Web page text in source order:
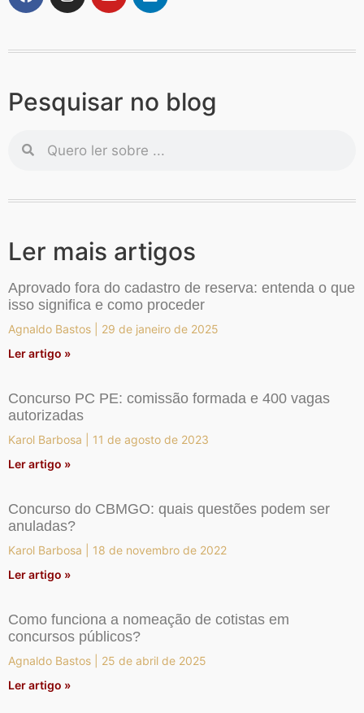
Pesquisar no blog
Ler mais artigos
Aprovado fora do cadastro de reserva: entenda o que
isso significa e como proceder
Agnaldo Bastos
29 de janeiro de 2025
Ler artigo »
Concurso PC PE: comissão formada e 400 vagas
autorizadas
Karol Barbosa
11 de agosto de 2023
Ler artigo »
Concurso do CBMGO: quais questões podem ser
anuladas?
Karol Barbosa
18 de novembro de 2022
Ler artigo »
Como funciona a nomeação de cotistas em
concursos públicos?
Agnaldo Bastos
25 de abril de 2025
Ler artigo »